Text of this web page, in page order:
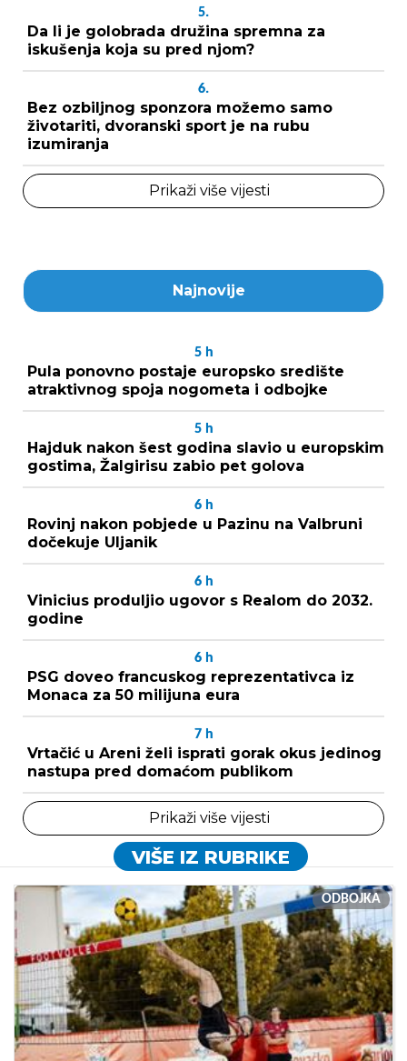
5.
Da li je golobrada družina spremna za
iskušenja koja su pred njom?
6.
Bez ozbiljnog sponzora možemo samo
životariti, dvoranski sport je na rubu
izumiranja
Prikaži više vijesti
Najnovije
5 h
Pula ponovno postaje europsko središte
atraktivnog spoja nogometa i odbojke
5 h
Hajduk nakon šest godina slavio u europskim
gostima, Žalgirisu zabio pet golova
6 h
Rovinj nakon pobjede u Pazinu na Valbruni
dočekuje Uljanik
6 h
Vinicius produljio ugovor s Realom do 2032.
godine
6 h
PSG doveo francuskog reprezentativca iz
Monaca za 50 milijuna eura
7 h
Vrtačić u Areni želi isprati gorak okus jedinog
nastupa pred domaćom publikom
Prikaži više vijesti
VIŠE IZ RUBRIKE
ODBOJKA